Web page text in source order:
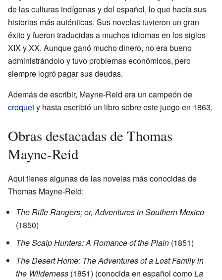
de las culturas indígenas y del español, lo que hacía sus
historias más auténticas. Sus novelas tuvieron un gran
éxito y fueron traducidas a muchos idiomas en los siglos
XIX y XX. Aunque ganó mucho dinero, no era bueno
administrándolo y tuvo problemas económicos, pero
siempre logró pagar sus deudas.
Además de escribir, Mayne-Reid era un campeón de
croquety hasta escribió un libro sobre este juego en 1863.
Obras destacadas de Thomas
Mayne-Reid
Aquí tienes algunas de las novelas más conocidas de
Thomas Mayne-Reid:
The Rifle Rangers; or, Adventures in Southern Mexico
(1850)
The Scalp Hunters: A Romance of the Plain (1851)
The Desert Home: The Adventures of a Lost Family in
the Wilderness (1851) (conocida en español comoLa